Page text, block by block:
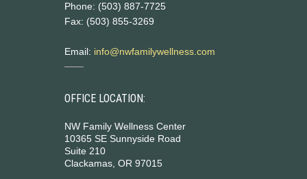
Phone: (503) 887-7725
Fax: (503) 855-3269
Email: info@nwfamilywellness.com
OFFICE LOCATION:
NW Family Wellness Center
10365 SE Sunnyside Road
Suite 210
Clackamas, OR 97015